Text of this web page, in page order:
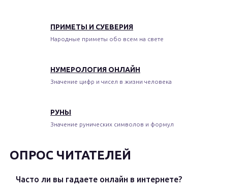
ПРИМЕТЫ И СУЕВЕРИЯ
Народные приметы обо всем на свете
НУМЕРОЛОГИЯ ОНЛАЙН
Значение цифр и чисел в жизни человека
РУНЫ
Значение рунических символов и формул
ОПРОС ЧИТАТЕЛЕЙ
Часто ли вы гадаете онлайн в интернете?